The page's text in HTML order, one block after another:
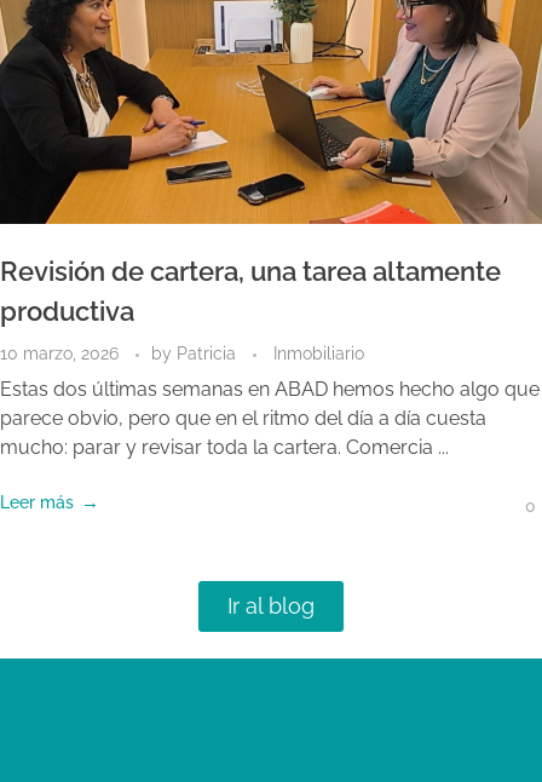
Revisión de cartera, una tarea altamente
productiva
10 marzo, 2026 by Patricia Inmobiliario
Estas dos últimas semanas en ABAD hemos hecho algo que
parece obvio, pero que en el ritmo del día a día cuesta
mucho: parar y revisar toda la cartera. Comercia ...
Leer más 0
Ir al blog